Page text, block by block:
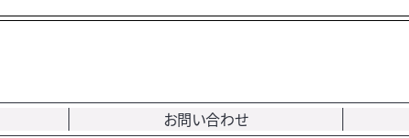
お問い合わせ